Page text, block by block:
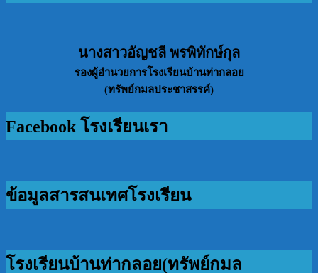
นางสาวอัญชลี พรพิทักษ์กุล
รองผู้อำนวยการโรงเรียนบ้านท่ากลอย
(ทรัพย์กมลประชาสรรค์)
Facebook โรงเรียนเรา
ข้อมูลสารสนเทศโรงเรียน
โรงเรียนบ้านท่ากลอย(ทรัพย์กมล